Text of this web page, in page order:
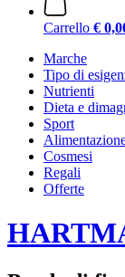
Carrello €
Marche
Tipo di
Nutrienti
Dieta e
Sport
Cosmesi
Regali
Offerte